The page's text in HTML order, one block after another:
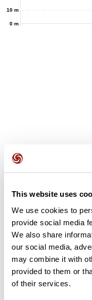
This website uses
We use cookies to
provide social media
We also share
our social media,
may combine it with
provided to them or
of their services.
0 m
10 m
Avis des utilisateurs
Soyez le